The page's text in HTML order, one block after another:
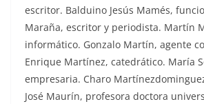
escritor. Balduino Jesús Mamés,
Maraña, escritor y periodista. Martín
informático. Gonzalo Martín, agente
Enrique Martínez, catedrático. María
empresaria. Charo
José Maurín, profesora doctora